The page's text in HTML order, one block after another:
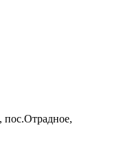
пос.Отрадное,